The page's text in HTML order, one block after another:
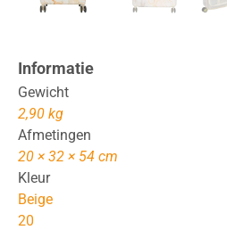
Informatie
Gewicht
2,90 kg
Afmetingen
20 × 32 × 54 cm
Kleur
Beige
20